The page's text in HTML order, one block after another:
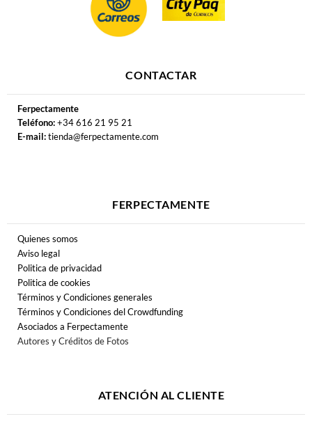
CONTACTAR
Ferpectamente
Teléfono:+34 616 21 95 21
E-mail:tienda@ferpectamente.com
FERPECTAMENTE
Quienes somos
Aviso legal
Politica de privacidad
Politica de cookies
Términos y Condiciones generales
Términos y Condiciones del Crowdfunding
Asociados a Ferpectamente
Autores y Créditos de Fotos
ATENCIÓN AL CLIENTE